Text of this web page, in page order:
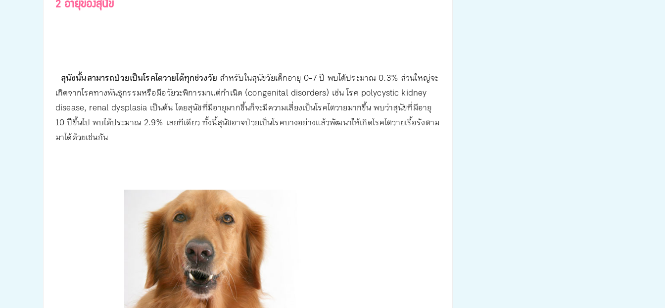
2 อายุของสุนัข
สุนัขนั้นสามารถป่วยเป็นโรคไตวายได้ทุกช่วงวัย สำหรับในสุนัขวัยเด็กอายุ 0-7 ปี พบได้ประมาณ 0.3% ส่วนใหญ่จะ
เกิดจากโรคทางพันธุกรรมหรือมีอวัยวะพิการมาแต่กำเนิด (congenital disorders) เช่น โรค polycystic kidney
disease, renal dysplasia เป็นต้น โดยสุนัขที่มีอายุมากขึ้นก็จะมีความเสี่ยงเป็นโรคไตวายมากขึ้น พบว่าสุนัขที่มีอายุ
10 ปีขึ้นไป พบได้ประมาณ 2.9% เลยทีเดียว ทั้งนี้สุนัขอาจป่วยเป็นโรคบางอย่างแล้วพัฒนาให้เกิดโรคไตวายเรื้อรังตาม
มาได้ด้วยเช่นกัน